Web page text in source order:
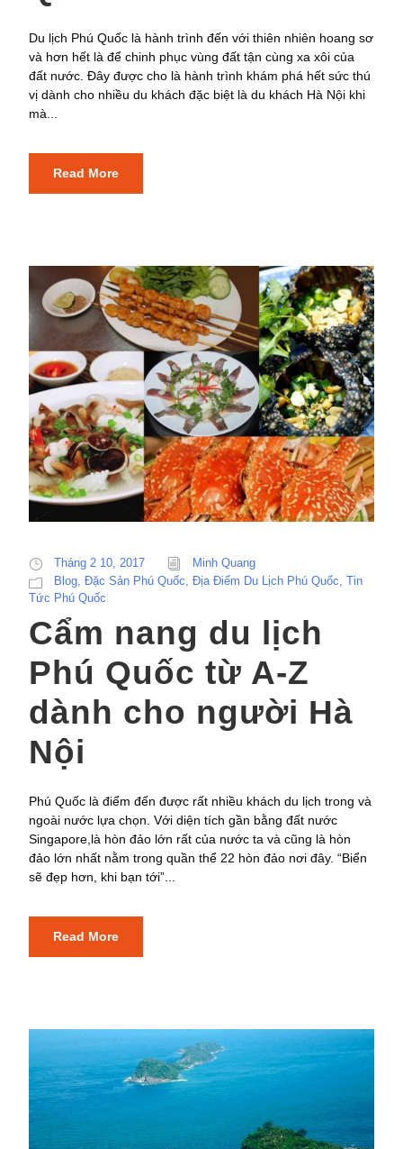
Du lịch Phú Quốc là hành trình đến với thiên nhiên hoang sơ
và hơn hết là để chinh phục vùng đất tận cùng xa xôi của
đất nước. Đây được cho là hành trình khám phá hết sức thú
vị dành cho nhiều du khách đặc biệt là du khách Hà Nội khi
mà...
Read More
Tháng 2 10, 2017
Minh Quang
Blog, Đặc Sản Phú Quốc, Địa Điểm Du Lịch Phú Quốc, Tin
Tức Phú Quốc
Cẩm nang du lịch
Phú Quốc từ A-Z
dành cho người Hà
Nội
Phú Quốc là điểm đến được rất nhiều khách du lịch trong và
ngoài nước lựa chọn. Với diện tích gần bằng đất nước
Singapore,là hòn đảo lớn rất của nước ta và cũng là hòn
đảo lớn nhất nằm trong quần thể 22 hòn đảo nơi đây. “Biển
sẽ đẹp hơn, khi bạn tới”...
Read More